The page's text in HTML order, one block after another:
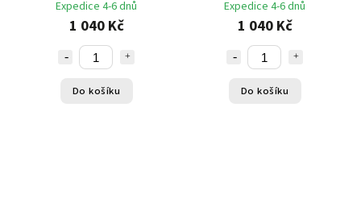
Expedice 4-6 dnů
1 040 Kč
Do košíku
Expedice 4-6 dnů
1 040 Kč
Do košíku